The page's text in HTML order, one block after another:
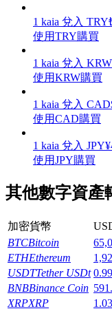
使您的資產穩定
機槍池
1 kaia 兌入 TRY
使用TRY購買
1 kaia 兌入 KRW
使用KRW購買
1 kaia 兌入 CAD
使用CAD購買
1 kaia 兌入 JPY¥
使用JPY購買
其他數字資產
加密貨幣
BTCBitcoin
ETHEthereum
USDTTether USDt
BNBBinance Coin
XRPXRP 1.03